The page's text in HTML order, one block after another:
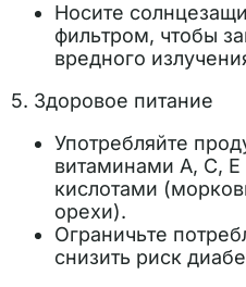
Носите
фильтром, чтобы
вредного
5. Здоровое питание
Употребляйте
витаминами A, C,
кислотами
орехи).
Ограничьте
снизить риск